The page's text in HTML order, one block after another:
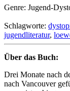
Genre: Jugend-
Schlagworte:
jugendliteratur,
Über das Buch:
Drei Monate nach
nach Vancouver